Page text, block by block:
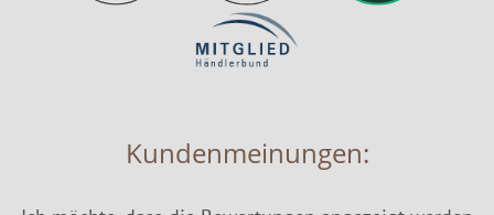
Kundenmeinungen: